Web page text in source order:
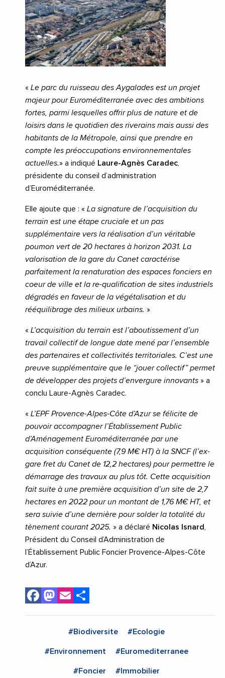
« Le parc du ruisseau des Aygalades est un projet
majeur pour Euroméditerranée avec des ambitions
fortes, parmi lesquelles offrir plus de nature et de
loisirs dans le quotidien des riverains mais aussi des
habitants de la Métropole, ainsi que prendre en
compte les préoccupations environnementales
actuelles.» a indiqué Laure-Agnès Caradec,
présidente du conseil d’administration
d’Euroméditerranée.
Elle ajoute que : « La signature de l’acquisition du
terrain est une étape cruciale et un pas
supplémentaire vers la réalisation d’un véritable
poumon vert de 20 hectares à horizon 2031. La
valorisation de la gare du Canet caractérise
parfaitement la renaturation des espaces fonciers en
coeur de ville et la re-qualification de sites industriels
dégradés en faveur de la végétalisation et du
rééquilibrage des milieux urbains. »
« L’acquisition du terrain est l’aboutissement d’un
travail collectif de longue date mené par l’ensemble
des partenaires et collectivités territoriales. C’est une
preuve supplémentaire que le “jouer collectif” permet
de développer des projets d’envergure innovants » a
conclu Laure-Agnès Caradec.
« L’EPF Provence-Alpes-Côte d’Azur se félicite de
pouvoir accompagner l’Établissement Public
d’Aménagement Euroméditerranée par une
acquisition conséquente (7,9 M€ HT) à la SNCF (l’ex-
gare fret du Canet de 12,2 hectares) pour permettre le
démarrage des travaux au plus tôt. Cette acquisition
fait suite à une première acquisition d’un site de 2,7
hectares en 2022 pour un montant de 1,76 M€ HT, et
sera suivie d’une dernière pour solder la totalité du
tènement courant 2025. » a déclaré Nicolas Isnard,
Président du Conseil d’Administration de
l’Établissement Public Foncier Provence-Alpes-Côte
d’Azur.
Facebook
Mastodon
Email
#Biodiversite #Ecologie
#Environnement #Euromediterranee
#Foncier #Immobilier